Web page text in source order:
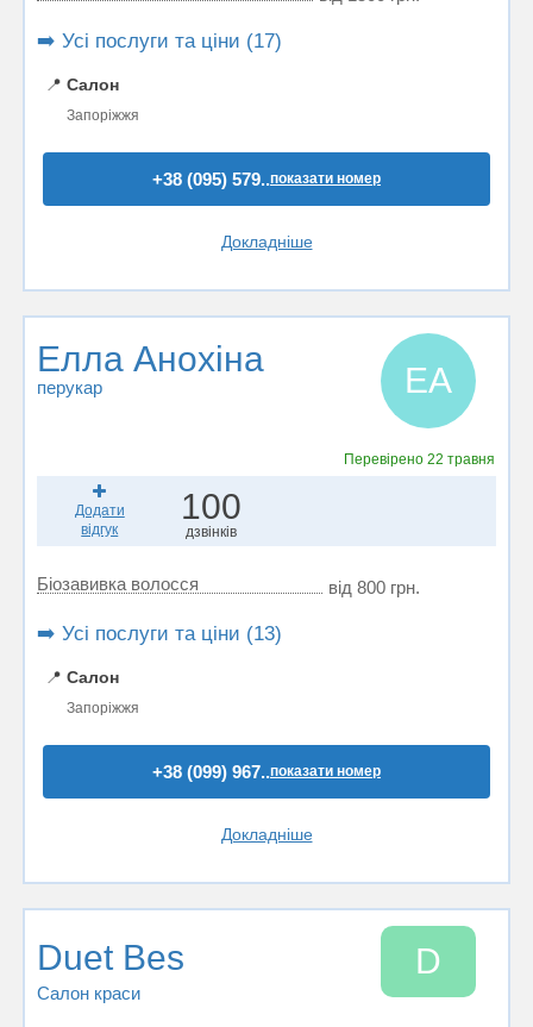
➡️ Усі послуги та ціни (17)
📍 Салон
Запоріжжя
+38 (095) 579..показати номер
Докладніше
Елла Анохіна
перукар ЕА
Перевірено22 травня
Додати
відгук
100
дзвінків
Біозавивка волосся від 800 грн.
➡️ Усі послуги та ціни (13)
📍 Салон
Запоріжжя
+38 (099) 967..показати номер
Докладніше
Duet Bes
Салон краси
D